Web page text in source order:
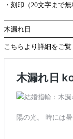
・刻印（20文字まで
木漏れ日
こちらより詳細をご覧